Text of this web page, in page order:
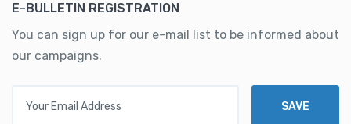
E-BULLETIN REGISTRATION
You can sign up for our e-mail list to be informed about
our campaigns.
SAVE